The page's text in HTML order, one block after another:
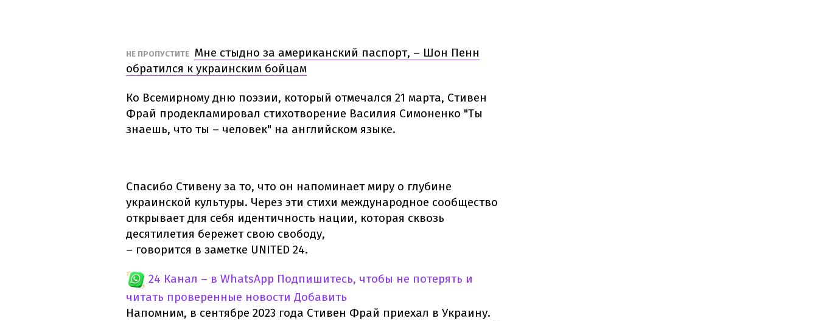
НЕ ПРОПУСТИТЕ Мне стыдно за американский паспорт, – Шон Пенн
обратился к украинским бойцам
Ко Всемирному дню поэзии, который отмечался 21 марта, Стивен
Фрай продекламировал стихотворение Василия Симоненко "Ты
знаешь, что ты – человек" на английском языке.
Спасибо Стивену за то, что он напоминает миру о глубине
украинской культуры. Через эти стихи международное сообщество
открывает для себя идентичность нации, которая сквозь
десятилетия бережет свою свободу,
– говорится в заметке UNITED 24.
24 Канал – в WhatsApp Подпишитесь, чтобы не потерять и
читать проверенные новости Добавить
Напомним, в сентябре 2023 года Стивен Фрай приехал в Украину.